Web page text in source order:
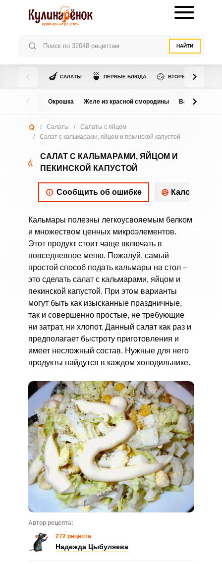
НАЙТИ
🍆 САЛАТЫ 🍵 ПЕРВЫЕ БЛЮДА 🍲 ВТОРЫЕ БЛЮДА
Окрошка Желе из красной смородины Варенье из
/ Салаты /
Салаты с яйцом
/
Салат с кальмарами, яйцом и пекинской капустой
САЛАТ С КАЛЬМАРАМИ, ЯЙЦОМ И
ПЕКИНСКОЙ КАПУСТОЙ
Сообщить об ошибке
Кальмары полезны легкоусвояемым белком
и множеством ценных микроэлементов.
Этот продукт стоит чаще включать в
повседневное меню. Пожалуй, самый
простой способ подать кальмары на стол –
это сделать салат с кальмарами, яйцом и
пекинской капустой. При этом варианты
могут быть как изысканные праздничные,
так и совершенно простые, не требующие
ни затрат, ни хлопот. Данный салат как раз и
предполагает быстроту приготовления и
имеет несложный состав. Нужные для него
продукты найдутся в каждом холодильнике.
Автор рецепта:
272 рецепта
Надежда Цыбуляева